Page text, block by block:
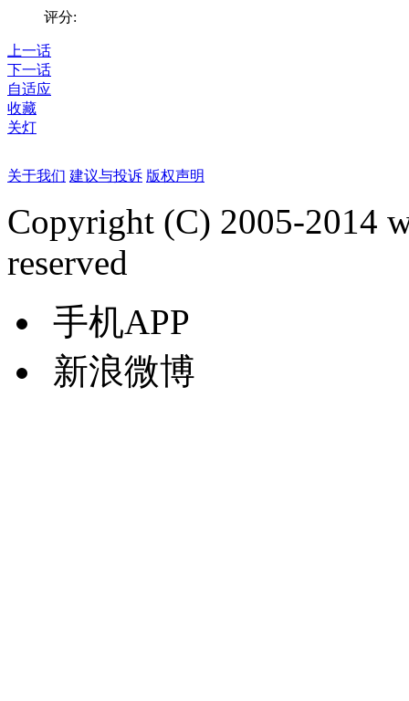
评分:
上一话
下一话
自适应
收藏
关灯
关于我们 建议与投诉 版权声明
Copyright (C) 2005-2014
reserved
手机APP
新浪微博